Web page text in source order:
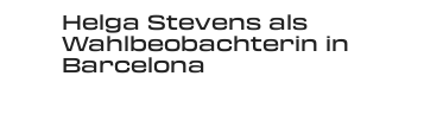
Helga Stevens als
Wahlbeobachterin in
Barcelona